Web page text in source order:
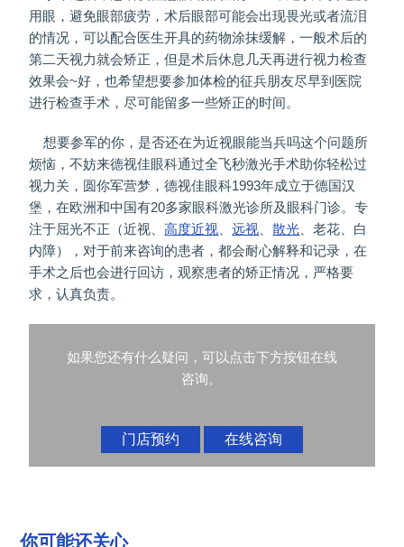
用眼，避免眼部疲劳，术后眼部可能会出现畏光或者流泪
的情况，可以配合医生开具的药物涂抹缓解，一般术后的
第二天视力就会矫正，但是术后休息几天再进行视力检查
效果会~好，也希望想要参加体检的征兵朋友尽早到医院
进行检查手术，尽可能留多一些矫正的时间。
想要参军的你，是否还在为近视眼能当兵吗这个问题所
烦恼，不妨来德视佳眼科通过全飞秒激光手术助你轻松过
视力关，圆你军营梦，德视佳眼科1993年成立于德国汉
堡，在欧洲和中国有20多家眼科激光诊所及眼科门诊。专
注于屈光不正（近视、高度近视 、远视 、散光 、老花、白
内障），对于前来咨询的患者，都会耐心解释和记录，在
手术之后也会进行回访，观察患者的矫正情况，严格要
求，认真负责。
如果您还有什么疑问，可以点击下方按钮在线
咨询。
门店预约 在线咨询
你可能还关心